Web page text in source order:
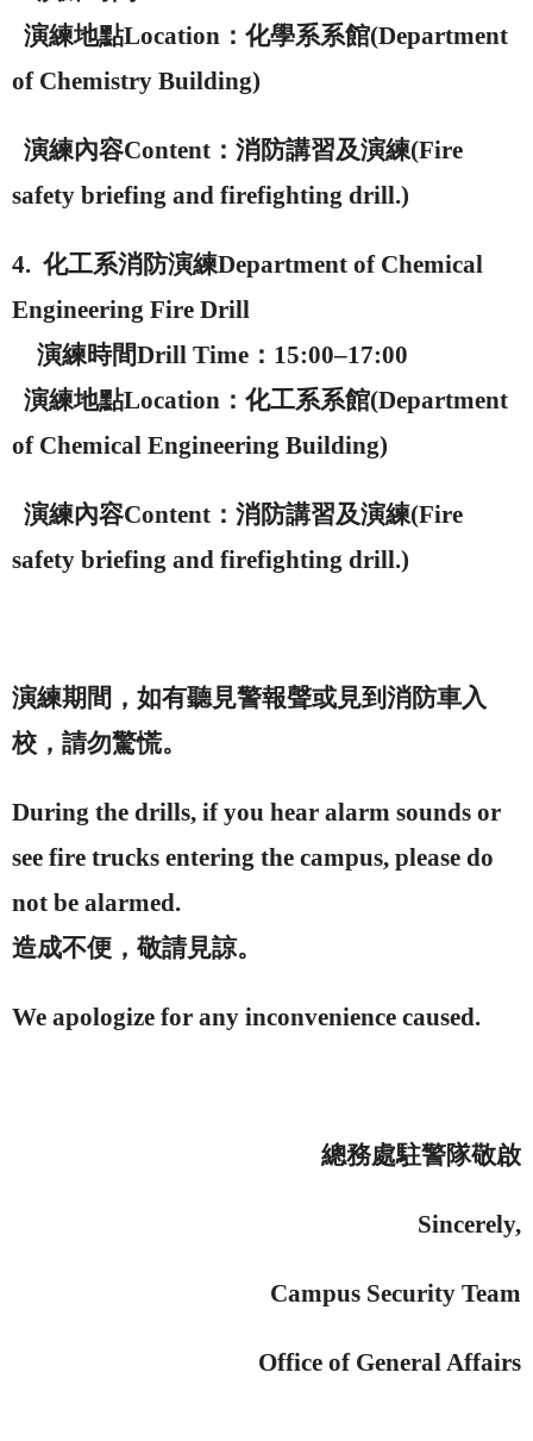
演練地點Location ：化學系系館(Department
of Chemistry Building)
演練內容Content ：消防講習及演練(Fire
safety briefing and firefighting drill.)
4. 化工系消防演練Department of Chemical
Engineering Fire Drill
演練時間Drill Time ： 15:00–17:00
演練地點Location ：化工系系館(Department
of Chemical Engineering Building)
演練內容Content ：消防講習及演練(Fire
safety briefing and firefighting drill.)
演練期間，如有聽見警報聲或見到消防車入
校，請勿驚慌。
During the drills, if you hear alarm sounds or
see fire trucks entering the campus, please do
not be alarmed.
造成不便，敬請見諒。
We apologize for any inconvenience caused.
總務處駐警隊敬啟
Sincerely,
Campus Security Team
Office of General Affairs